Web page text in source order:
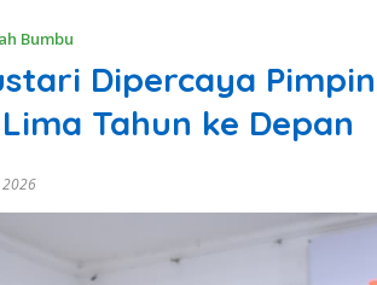
Bumbu
Dipercaya Pimpin
Tahun ke Depan